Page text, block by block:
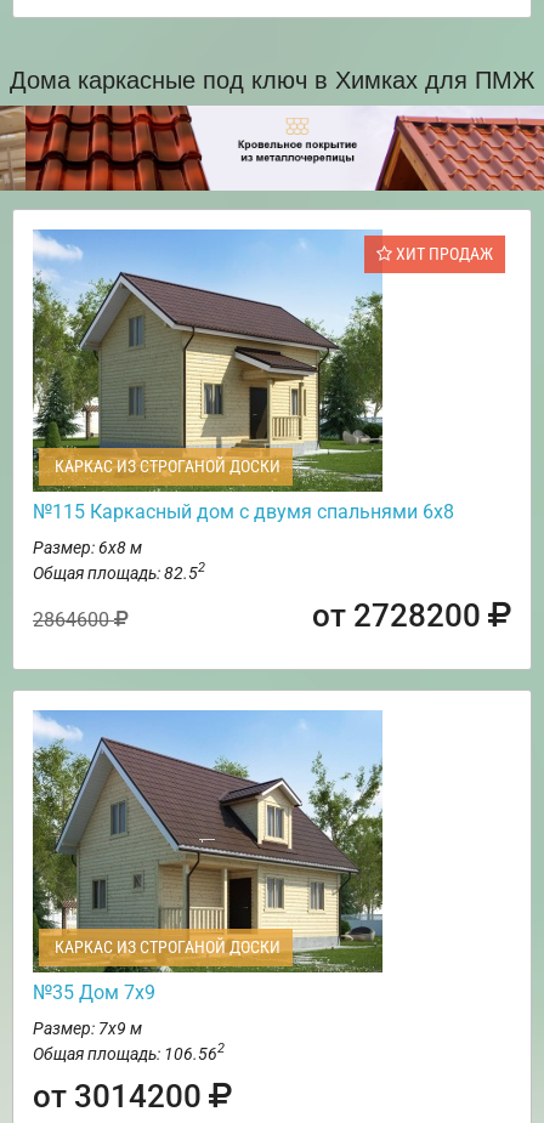
Дома каркасные под ключ в Химках для ПМЖ
ХИТ ПРОДАЖ
КАРКАС ИЗ СТРОГАНОЙ ДОСКИ
№115 Каркасный дом с двумя спальнями 6х8
Размер: 6х8 м
Общая площадь: 82.52
2864600 от 2728200
КАРКАС ИЗ СТРОГАНОЙ ДОСКИ
№35 Дом 7х9
Размер: 7х9 м
Общая площадь: 106.562
от 3014200